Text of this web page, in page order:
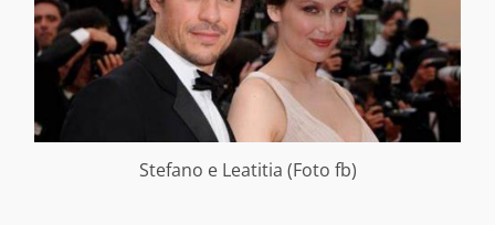
Stefano e Leatitia (Foto fb)